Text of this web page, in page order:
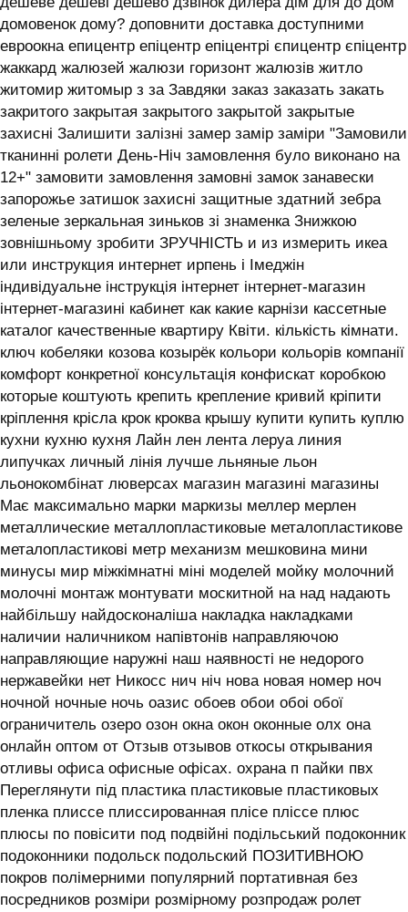
домовенок дому? доповнити доставка доступними
евроокна епицентр епіцентр епіцентрі єпицентр єпіцентр
жаккард жалюзей жалюзи горизонт жалюзів житло
житомир житомыр з за Завдяки заказ заказать закать
закритого закрытая закрытого закрытой закрытые
захисні Залишити залізні замер замір заміри "Замовили
тканинні ролети День-Ніч замовлення було виконано на
12+" замовити замовлення замовні замок занавески
запорожье затишок захисні защитные здатний зебра
зеленые зеркальная зиньков зі знаменка Знижкою
зовнішньому зробити ЗРУЧНІСТЬ и из измерить икеа
или инструкция интернет ирпень і ‎Імеджін
індивідуальне інструкція інтернет інтернет-магазин
інтернет-магазині кабинет как какие карнізи кассетные
каталог качественные квартиру Квіти. кількість кімнати.
ключ кобеляки козова козырёк кольори кольорів компанії
комфорт конкретної консультація конфискат коробкою
которые коштують крепить крепление кривий кріпити
кріплення крісла крок кроква крышу купити купить куплю
кухни кухню кухня ‎Лайн лен лента леруа линия
липучках личный лінія лучше льняные льон
льонокомбінат люверсах магазин магазині магазины
Має максимально марки маркизы меллер мерлен
металлические металлопластиковые металопластикове
металопластикові метр механизм мешковина мини
минусы мир міжкімнатні міні моделей мойку молочний
молочні монтаж монтувати москитной на над надають
найбільшу найдосконаліша накладка накладками
наличии наличником напівтонів направляючою
направляющие наружні наш наявності не недорого
нержавейки нет Никосс нич ніч нова новая номер ноч
ночной ночные ночь оазис обоев обои обоі обої
ограничитель озеро озон окна окон оконные олх она
онлайн оптом от Отзыв отзывов откосы открывания
отливы офиса офисные офісах. охрана п пайки пвх
Переглянути під пластика пластиковые пластиковых
пленка плиссе плиссированная плісе пліссе плюс
плюсы по повісити под подвійні подільський подоконник
подоконники подольск подольский ПОЗИТИВНОЮ
покров полімерними популярний портативная без
посредников розміри розмірному розпродаж ролет